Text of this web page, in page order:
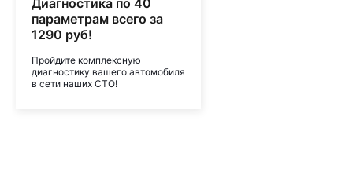
Диагностика по 40
параметрам всего за
1290 руб!
Пройдите комплексную
диагностику вашего автомобиля
в сети наших СТО!